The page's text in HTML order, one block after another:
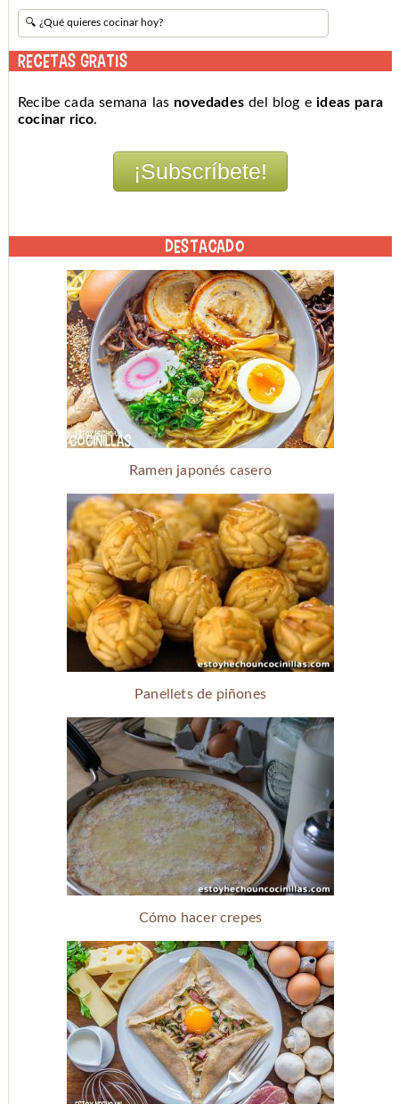
RECETAS GRATIS
Recibe cada semana las novedades del blog eideas para
cocinar rico.
DESTACADO
Ramen japonés casero
Panellets de piñones
Cómo hacer crepes